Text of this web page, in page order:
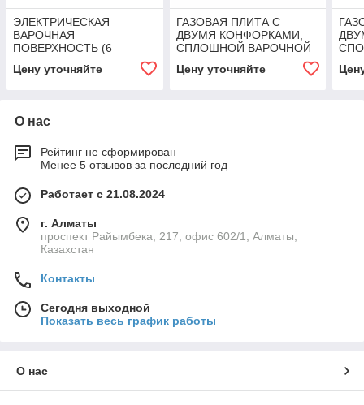
ЭЛЕКТРИЧЕСКАЯ
ВАРОЧНАЯ
ПОВЕРХНОСТЬ (6
КРУГЛЫХ КОНФОРОК) НА
ЭЛЕКТРИЧЕСКОЙ
Цену уточняйте
ГАЗОВАЯ ПЛИТА С
ДВУМЯ КОНФОРКАМИ,
СПЛОШНОЙ ВАРОЧНОЙ
ГАЗОВОЙ ПЕЧИ
Цену уточняйте
О нас
Рейтинг не сформирован
Менее 5 отзывов за последний год
Работает с 21.08.2024
г. Алматы
проспект Райымбека, 217, офис 602/1, Алматы,
Казахстан
Контакты
Сегодня выходной
Показать весь график работы
О нас